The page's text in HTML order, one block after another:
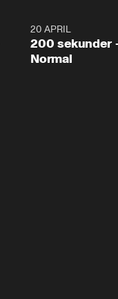
4:2320 APRIL
200 sekunder
Normal